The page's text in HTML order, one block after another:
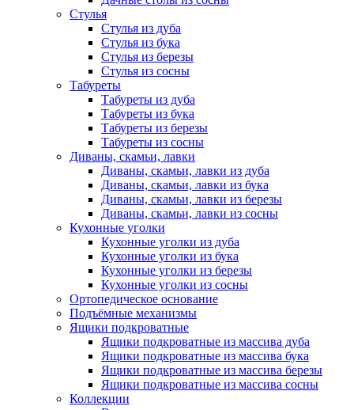
Стулья
Стулья из дуба
Стулья из бука
Стулья из березы
Стулья из сосны
Табуреты
Табуреты из дуба
Табуреты из бука
Табуреты из березы
Табуреты из сосны
Диваны, скамьи, лавки
Диваны, скамьи, лавки из дуба
Диваны, скамьи, лавки из бука
Диваны, скамьи, лавки из березы
Диваны, скамьи, лавки из сосны
Кухонные уголки
Кухонные уголки из дуба
Кухонные уголки из бука
Кухонные уголки из березы
Кухонные уголки из сосны
Ортопедическое основание
Подъёмные механизмы
Ящики подкроватные
Ящики подкроватные из массива дуба
Ящики подкроватные из массива бука
Ящики подкроватные из массива березы
Ящики подкроватные из массива сосны
Коллекции